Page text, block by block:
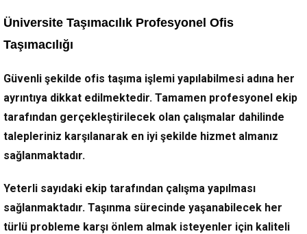
Üniversite Taşımacılık Profesyonel Ofis
Taşımacılığı
Güvenli şekilde ofis taşıma işlemi yapılabilmesi adına her
ayrıntıya dikkat edilmektedir. Tamamen profesyonel ekip
tarafından gerçekleştirilecek olan çalışmalar dahilinde
talepleriniz karşılanarak en iyi şekilde hizmet almanız
sağlanmaktadır.
Yeterli sayıdaki ekip tarafından çalışma yapılması
sağlanmaktadır. Taşınma sürecinde yaşanabilecek her
türlü probleme karşı önlem almak isteyenler için kaliteli